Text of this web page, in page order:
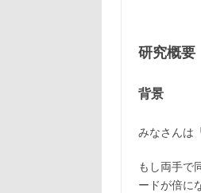
研究概要
背景
みなさんは
もし両手で
ードが倍に